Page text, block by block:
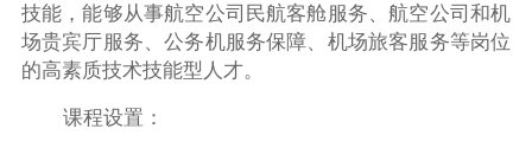
技能，能够从事航空公司民航客舱服务、航空公司和机
场贵宾厅服务、公务机服务保障、机场旅客服务等岗位
的高素质技术技能型人才。
课程设置：